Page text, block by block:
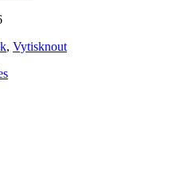
, Vytisknout